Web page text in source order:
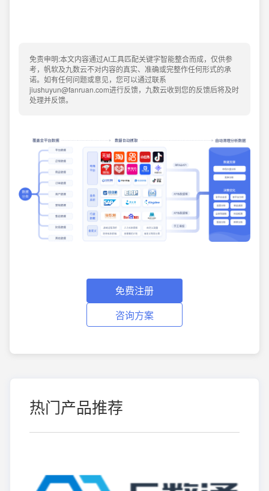
免责申明:本文内容通过AI工具匹配关键字智能整合而成，仅供参
考，帆软及九数云不对内容的真实、准确或完整作任何形式的承
诺。如有任何问题或意见，您可以通过联系
jiushuyun@fanruan.com进行反馈，九数云收到您的反馈后将及时
处理并反馈。
免费注册
咨询方案
热门产品推荐